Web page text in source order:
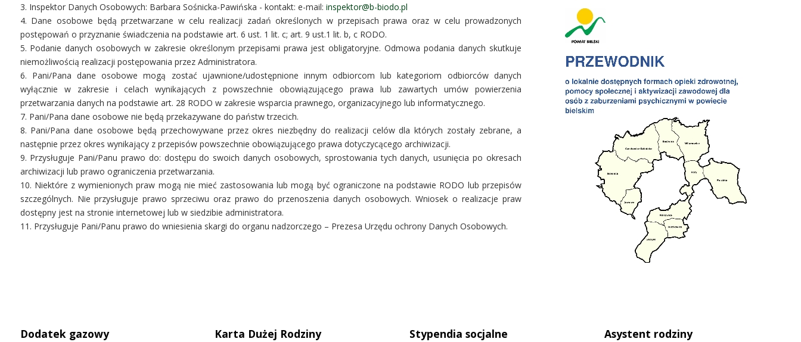
3. Inspektor Danych Osobowych: Barbara Sośnicka-Pawińska - kontakt: e-mail: inspektor@b-biodo.pl
4. Dane osobowe będą przetwarzane w celu realizacji zadań określonych w przepisach prawa oraz w celu prowadzonych
postępowań o przyznanie świadczenia na podstawie art. 6 ust. 1 lit. c; art. 9 ust.1 lit. b, c RODO.
5. Podanie danych osobowych w zakresie określonym przepisami prawa jest obligatoryjne. Odmowa podania danych skutkuje
niemożliwością realizacji postępowania przez Administratora.
6. Pani/Pana dane osobowe mogą zostać ujawnione/udostępnione innym odbiorcom lub kategoriom odbiorców danych
wyłącznie w zakresie i celach wynikających z powszechnie obowiązującego prawa lub zawartych umów powierzenia
przetwarzania danych na podstawie art. 28 RODO w zakresie wsparcia prawnego, organizacyjnego lub informatycznego.
7. Pani/Pana dane osobowe nie będą przekazywane do państw trzecich.
8. Pani/Pana dane osobowe będą przechowywane przez okres niezbędny do realizacji celów dla których zostały zebrane, a
następnie przez okres wynikający z przepisów powszechnie obowiązującego prawa dotyczycącego archiwizacji.
9. Przysługuje Pani/Panu prawo do: dostępu do swoich danych osobowych, sprostowania tych danych, usunięcia po okresach
archiwizacji lub prawo ograniczenia przetwarzania.
10. Niektóre z wymienionych praw mogą nie mieć zastosowania lub mogą być ograniczone na podstawie RODO lub przepisów
szczególnych. Nie przysługuje prawo sprzeciwu oraz prawo do przenoszenia danych osobowych. Wniosek o realizacje praw
dostępny jest na stronie internetowej lub w siedzibie administratora.
11. Przysługuje Pani/Panu prawo do wniesienia skargi do organu nadzorczego – Prezesa Urzędu ochrony Danych Osobowych.
Dodatek gazowy Karta Dużej Rodziny Stypendia socjalne Asystent rodziny